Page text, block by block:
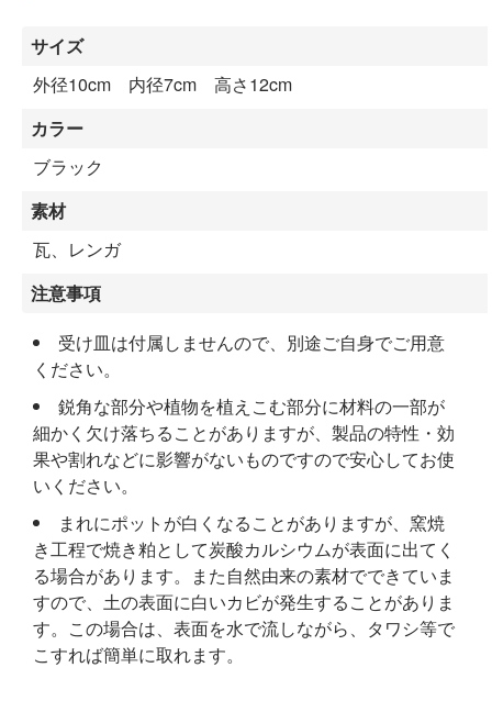
サイズ
外径10cm 内径7cm 高さ12cm
カラー
ブラック
素材
瓦、レンガ
注意事項
受け皿は付属しませんので、別途ご自身でご用意
ください。
鋭角な部分や植物を植えこむ部分に材料の一部が
細かく欠け落ちることがありますが、製品の特性・効
果や割れなどに影響がないものですので安心してお使
いください。
まれにポットが白くなることがありますが、窯焼
き工程で焼き粕として炭酸カルシウムが表面に出てく
る場合があります。また自然由来の素材でできていま
すので、土の表面に白いカビが発生することがありま
す。この場合は、表面を水で流しながら、タワシ等で
こすれば簡単に取れます。